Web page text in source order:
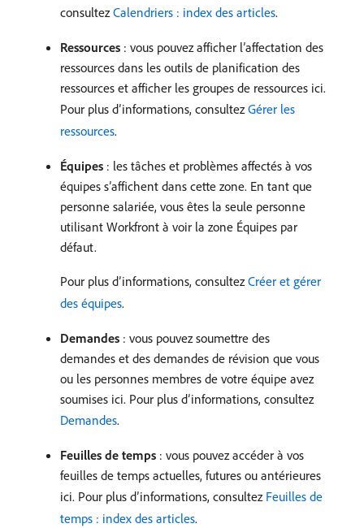
consultezCalendriers : index des articles.
Ressources : vous pouvez afficher l’affectation des
ressources dans les outils de planification des
ressources et afficher les groupes de ressources ici.
Pour plus d’informations, consultezGérer les
ressources.
Équipes : les tâches et problèmes affectés à vos
équipes s’affichent dans cette zone. En tant que
personne salariée, vous êtes la seule personne
utilisant Workfront à voir la zone Équipes par
défaut.
Pour plus d’informations, consultezCréer et gérer
des équipes.
Demandes : vous pouvez soumettre des
demandes et des demandes de révision que vous
ou les personnes membres de votre équipe avez
soumises ici. Pour plus d’informations, consultez
Demandes.
Feuilles de temps : vous pouvez accéder à vos
feuilles de temps actuelles, futures ou antérieures
ici. Pour plus d’informations, consultez Feuilles de
temps : index des articles.